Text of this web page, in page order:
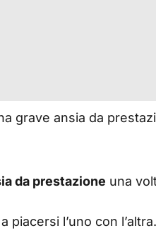
grave ansia da
da prestazione una
l’uno con